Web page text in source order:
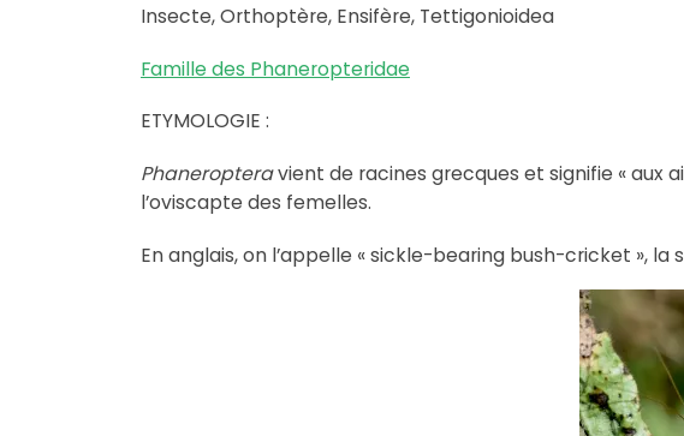
Insecte, Orthoptère, Ensifère, Tettigonioidea
Famille des Phaneropteridae
ETYMOLOGIE :
Phaneropteravient de racines grecques et signifie « aux
l’oviscapte des femelles.
En anglais, on l’appelle « sickle-bearing bush-cricket »,